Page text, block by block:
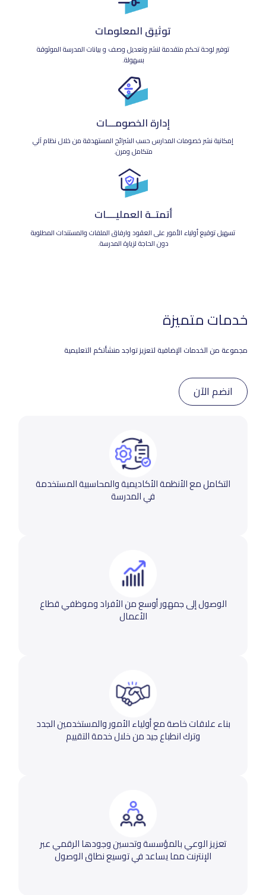
توثيق المعلومات
توفير لوحة تحكم متقدمة لنشر وتعديل وصف و بيانات المدرسة الموثوقة
بسهولة.
إدارة الخصومـــات
إمكانية نشر خصومات المدارس حسب الشرائح المستهدفة من خلال نظام آلي
متكامل ومرن.
أتمتــة العمليــــات
تسهيل توقيع أولياء الأمور على العقود وارفاق الملفات والمستندات المطلوبة
دون الحاجة لزيارة المدرسة.
خدمات متميزة
مجموعة من الخدمات الإضافية لتعزيز تواجد منشأتكم التعليمية
انضم الآن
التكامل مع الأنظمة الأكاديمية والمحاسبية المستخدمة
في المدرسة
الوصول إلى جمهور أوسع من الأفراد وموظفي قطاع
الأعمال
بناء علاقات خاصة مع أولياء الأمور والمستخدمين الجدد
وترك انطباع جيد من خلال خدمة التقييم
تعزيز الوعي بالمؤسسة وتحسين وجودها الرقمي عبر
الإنترنت مما يساعد في توسيع نطاق الوصول